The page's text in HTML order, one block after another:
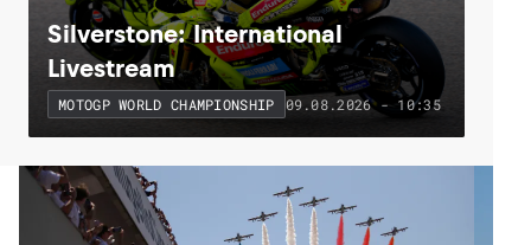
Silverstone: International
Livestream
MOTOGP WORLD CHAMPIONSHIP 09.08.2026 - 10:35